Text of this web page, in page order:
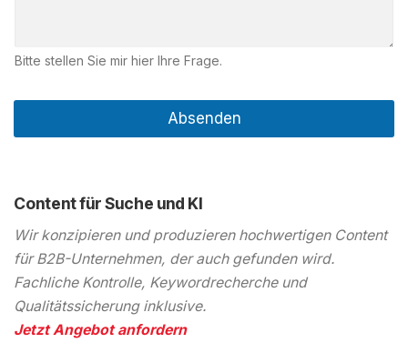
Bitte stellen Sie mir hier Ihre Frage.
Absenden
Content für Suche und KI
Wir konzipieren und produzieren hochwertigen Content
für B2B-Unternehmen, der auch gefunden wird.
Fachliche Kontrolle, Keywordrecherche und
Qualitätssicherung inklusive.
Jetzt Angebot anfordern